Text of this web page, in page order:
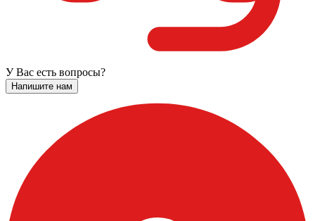
У Вас есть вопросы?
Напишите нам